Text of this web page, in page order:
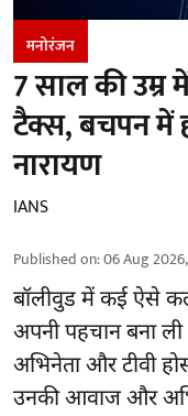
मनोरंजन
7 साल की उम्र
टैक्स, बचपन में
नारायण
IANS
Published on:06 Aug
बॉलीवुडमें कई ऐसे
अपनी पहचान बना ली
अभिनेता और टीवी
उनकी आवाज और